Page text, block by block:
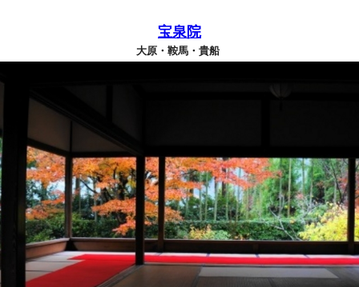
宝泉院
大原・鞍馬・貴船